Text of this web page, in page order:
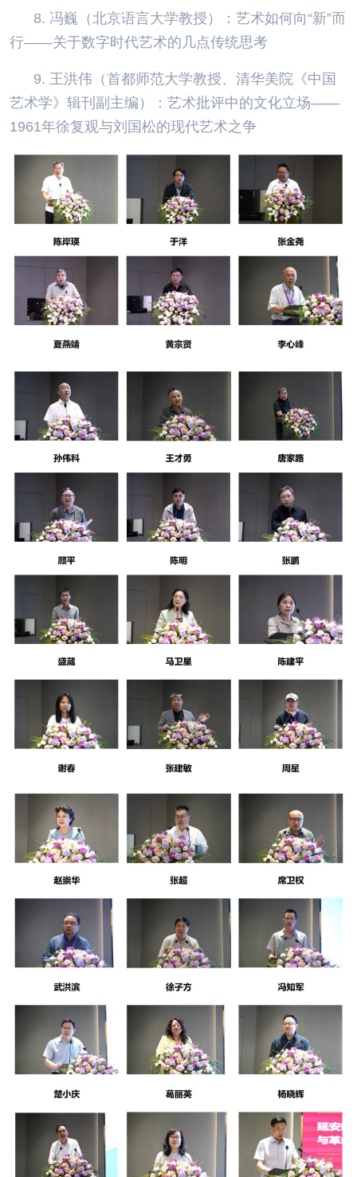
8. 冯巍（北京语言大学教授）：艺术如何向“新”而
行——关于数字时代艺术的几点传统思考
9. 王洪伟（首都师范大学教授、清华美院《中国
艺术学》辑刊副主编）：艺术批评中的文化立场——
1961年徐复观与刘国松的现代艺术之争